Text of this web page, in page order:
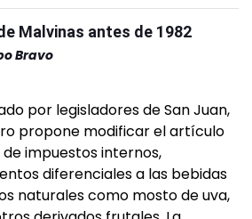
Malvinas antes de 1982
Bravo
por legisladores de San Juan,
propone modificar el artículo
de impuestos internos,
diferenciales a las bebidas
naturales como mosto de uva,